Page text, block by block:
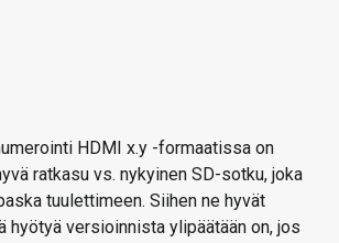
HDMI x.y -formaatissa on
ratkasu vs. nykyinen SD-sotku, joka
tuulettimeen. Siihen ne hyvät
hyötyä versioinnista ylipäätään on, jos